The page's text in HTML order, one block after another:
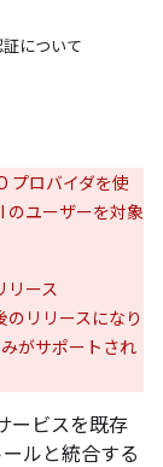
について
プロバイダを使
のユーザーを対象
リース
のリリースになり
がサポートされ
ービスを既存
ルと統合する